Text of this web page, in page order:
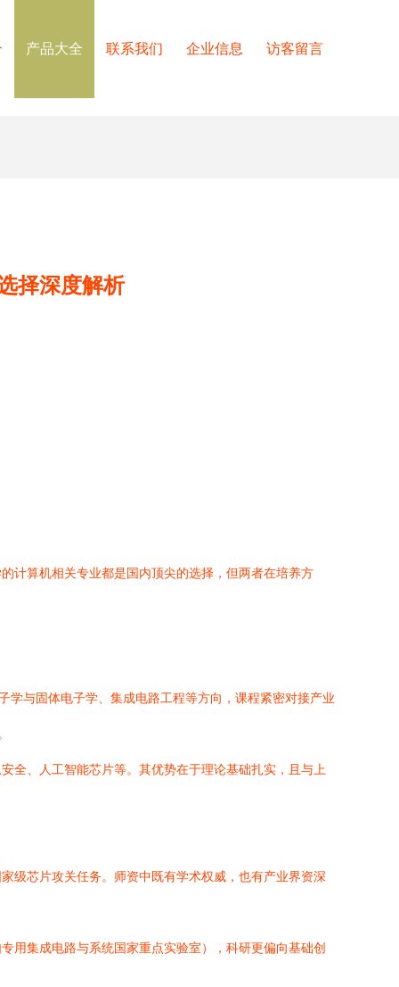
产品大全 联系我们 企业信息 访客留言
择深度解析
计算机相关专业都是国内顶尖的选择，但两者在培养方
学与固体电子学、集成电路工程等方向，课程紧密对接产业
全、人工智能芯片等。其优势在于理论基础扎实，且与上
级芯片攻关任务。师资中既有学术权威，也有产业界资深
用集成电路与系统国家重点实验室），科研更偏向基础创